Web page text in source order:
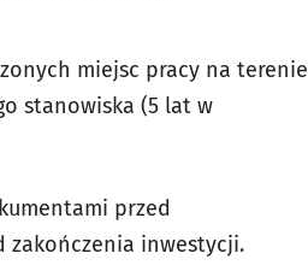
miejsc pracy na terenie
stanowiska (5 lat w
przed
zakończenia inwestycji.